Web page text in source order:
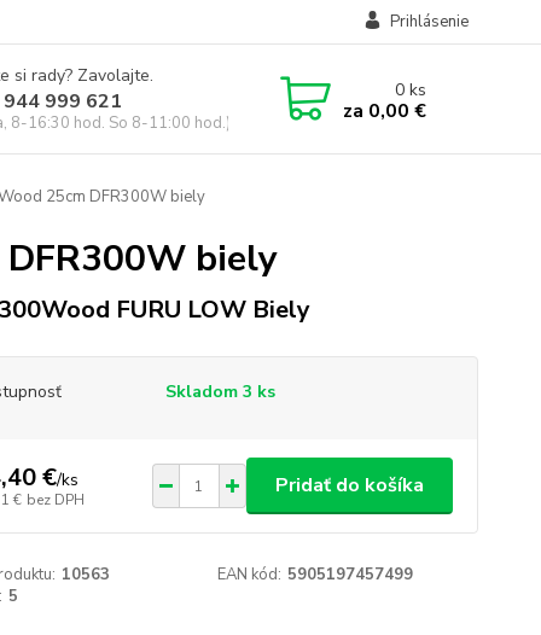
Prihlásenie
si rady? Zavolajte.
999 621
8-16:30 hod. So 8-11:00 hod.)
0ks
za 0,00 €
25cm DFR300W biely
biely
FURU LOW Biely
Skladom 3 ks
€/ks
€ bez DPH
Pridať do košíka
10563 EAN kód: 5905197457499
5